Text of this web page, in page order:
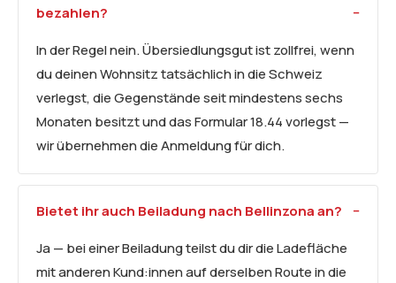
bezahlen?
In der Regel nein. Übersiedlungsgut ist zollfrei, wenn
du deinen Wohnsitz tatsächlich in die Schweiz
verlegst, die Gegenstände seit mindestens sechs
Monaten besitzt und das Formular 18.44 vorlegst —
wir übernehmen die Anmeldung für dich.
Bietet ihr auch Beiladung nach Bellinzona an?
Ja — bei einer Beiladung teilst du dir die Ladefläche
mit anderen Kund:innen auf derselben Route in die